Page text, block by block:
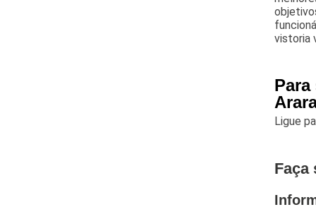
vistoria
Ligue
Faça